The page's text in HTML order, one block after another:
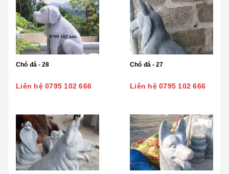
Chó đá - 28
Liên hệ 0795 102 666
Chó đá - 27
Liên hệ 0795 102 666